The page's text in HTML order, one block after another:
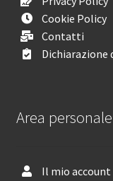
Cookie Policy
Contatti
Dichiarazione
Area personale
Il mio account